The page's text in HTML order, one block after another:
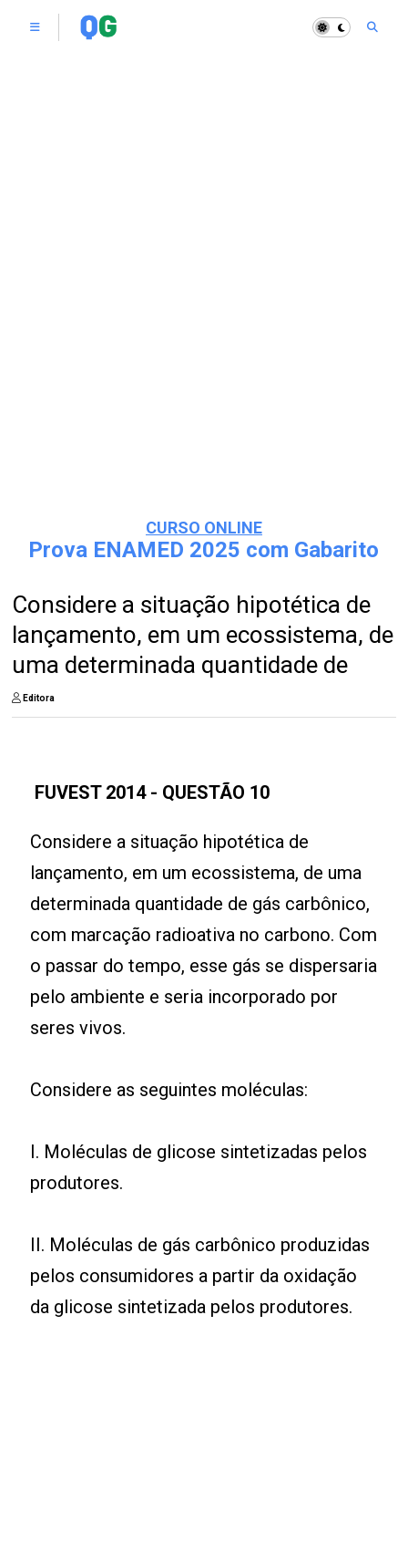
CURSO ONLINE
Prova ENAMED 2025 com Gabarito
Considere a situação hipotética de
lançamento, em um ecossistema, de
uma determinada quantidade de
Editora
FUVEST 2014 - QUESTÃO 10
Considere a situação hipotética de
lançamento, em um ecossistema, de uma
determinada quantidade de gás carbônico,
com marcação radioativa no carbono. Com
o passar do tempo, esse gás se dispersaria
pelo ambiente e seria incorporado por
seres vivos.
Considere as seguintes moléculas:
I. Moléculas de glicose sintetizadas pelos
produtores.
II. Moléculas de gás carbônico produzidas
pelos consumidores a partir da oxidação
da glicose sintetizada pelos produtores.